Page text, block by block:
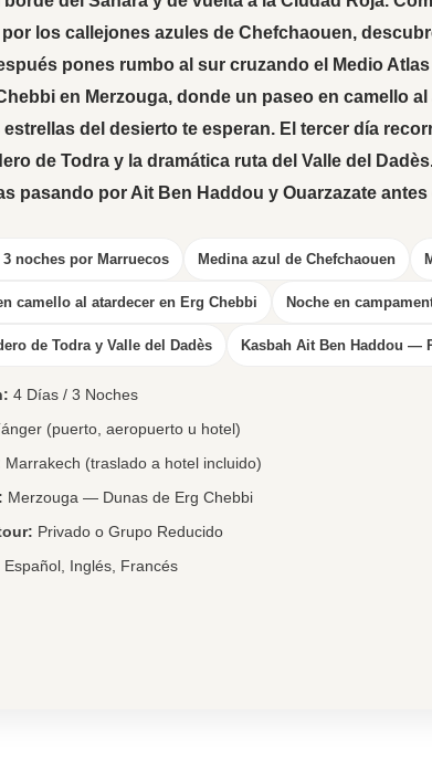
los callejones azules de Chefchaouen,
pones rumbo al sur cruzando el Medio Atlas
en Merzouga, donde un paseo en camello
estrellas del desierto te esperan. El tercer día
de Todra y la dramática ruta del Valle del Dadès
pasando por Ait Ben Haddou y Ouarzazate antes
noches por Marruecos Medina azul de Chefchaouen
camello al atardecer en Erg Chebbi Noche en
de Todra y Valle del Dadès Kasbah Ait Ben Haddou —
4 Días / 3 Noches
(puerto, aeropuerto u hotel)
Marrakech (traslado a hotel incluido)
Merzouga — Dunas de Erg Chebbi
Privado o Grupo Reducido
Español, Inglés, Francés